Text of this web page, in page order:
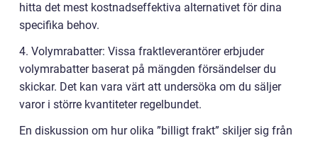
hitta det mest kostnadseffektiva alternativet för dina
specifika behov.
4. Volymrabatter: Vissa fraktleverantörer erbjuder
volymrabatter baserat på mängden försändelser du
skickar. Det kan vara värt att undersöka om du säljer
varor i större kvantiteter regelbundet.
En diskussion om hur olika ”billigt frakt” skiljer sig från